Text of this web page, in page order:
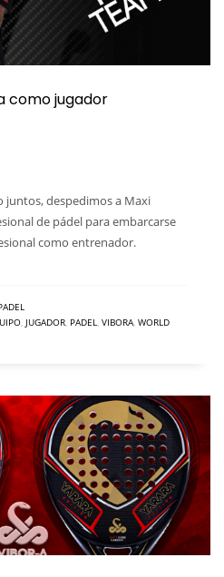
como jugador
juntos, despedimos a Maxi
de pádel para embarcarse
como entrenador.
JUGADOR PADEL VIBORA WORLD